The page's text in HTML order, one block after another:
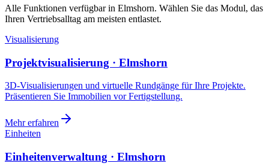
Alle Funktionen verfügbar in Elmshorn. Wählen Sie das Modul, das
Ihren Vertriebsalltag am meisten entlastet.
Visualisierung
Projektvisualisierung · Elmshorn
3D-Visualisierungen und virtuelle Rundgänge für Ihre Projekte.
Präsentieren Sie Immobilien vor Fertigstellung.
Mehr erfahren
Einheiten
Einheitenverwaltung · Elmshorn